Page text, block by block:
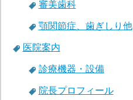
審美歯科
顎関節症、歯ぎしり他
医院案内
診療機器・設備
院長プロフィール